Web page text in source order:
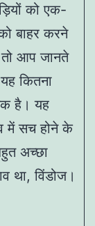
को एक-
बाहर करने
तो आप जानते
कितना
है। यह
में सच होने के
अच्छा
था, विंडोज।